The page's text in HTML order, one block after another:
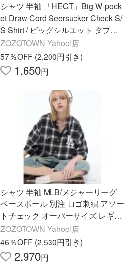
シャツ 半袖 「HECT」Big W-pock
et Draw Cord Seersucker Check S/
S Shirt / ビッグシルエット ダブル
ポケット ドローコード シアサッカ
ー半袖チェックシ…
ZOZOTOWN Yahoo!店
57％OFF (2,200円引き)
1,650円
シャツ 半袖 MLB/メジャーリーグ
ベースボール 別注 ロゴ刺繍 アソー
トチェック オーバーサイズ レギュ
ラーカラー半袖シャツ メンズ レデ
ィース
ZOZOTOWN Yahoo!店
46％OFF (2,530円引き)
2,970円